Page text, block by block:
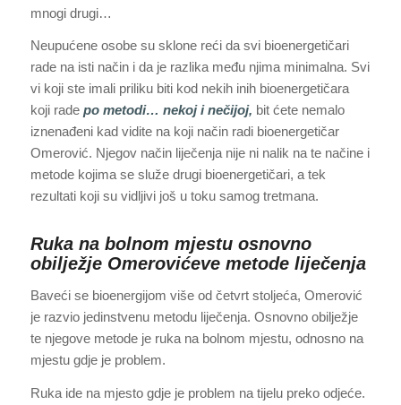
mnogi drugi…
Neupućene osobe su sklone reći da svi bioenergetičari
rade na isti način i da je razlika među njima minimalna. Svi
vi koji ste imali priliku biti kod nekih inih bioenergetičara
koji rade po metodi… nekoj i nečijoj, bit ćete nemalo
iznenađeni kad vidite na koji način radi bioenergetičar
Omerović. Njegov način liječenja nije ni nalik na te načine i
metode kojima se služe drugi bioenergetičari, a tek
rezultati koji su vidljivi još u toku samog tretmana.
Ruka na bolnom mjestu osnovno
obilježje Omerovićeve metode liječenja
Baveći se bioenergijom više od četvrt stoljeća, Omerović
je razvio jedinstvenu metodu liječenja. Osnovno obilježje
te njegove metode je ruka na bolnom mjestu, odnosno na
mjestu gdje je problem.
Ruka ide na mjesto gdje je problem na tijelu preko odjeće.